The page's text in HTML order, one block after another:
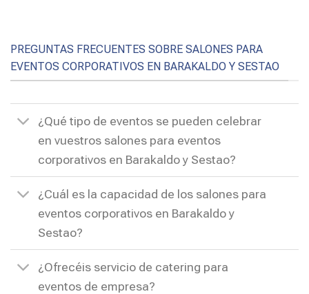
PREGUNTAS FRECUENTES SOBRE SALONES PARA
EVENTOS CORPORATIVOS EN BARAKALDO Y SESTAO
¿Qué tipo de eventos se pueden celebrar
en vuestros salones para eventos
corporativos en Barakaldo y Sestao?
¿Cuál es la capacidad de los salones para
eventos corporativos en Barakaldo y
Sestao?
¿Ofrecéis servicio de catering para
eventos de empresa?